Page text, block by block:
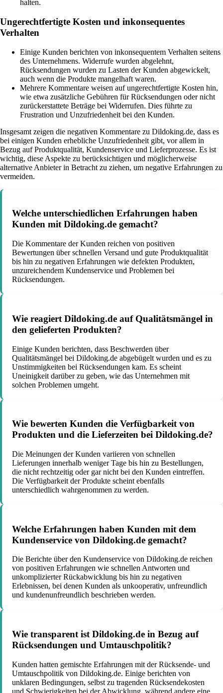
halten.
Ungerechtfertigte Kosten und inkonsequentes
Verhalten
Einige Kunden berichten von inkonsequentem Verhalten seitens
des Unternehmens. Widerrufe wurden abgelehnt,
Rücksendungen wurden zu Lasten der Kunden abgewickelt,
auch wenn die Produkte mangelhaft waren.
Mehrere Kommentare weisen auf ungerechtfertigte Kosten hin,
wie etwa zusätzliche Gebühren für Rücksendungen oder nicht
zurückerstattete Beträge bei Widerrufen. Dies führte zu
Frustration und Unzufriedenheit bei den Kunden.
Insgesamt zeigen die negativen Kommentare zu Dildoking.de, dass es
bei einigen Kunden erhebliche Unzufriedenheit gibt, vor allem in
Bezug auf Produktqualität, Kundenservice und Lieferprozesse. Es ist
wichtig, diese Aspekte zu berücksichtigen und möglicherweise
alternative Anbieter in Betracht zu ziehen, um negative Erfahrungen zu
vermeiden.
Welche unterschiedlichen Erfahrungen haben
Kunden mit Dildoking.de gemacht?
Die Kommentare der Kunden reichen von positiven
Bewertungen über schnellen Versand und gute Produktqualität
bis hin zu negativen Erfahrungen wie defekten Produkten,
unzureichendem Kundenservice und Problemen bei
Rücksendungen.
Wie reagiert Dildoking.de auf Qualitätsmängel in
den gelieferten Produkten?
Einige Kunden berichten, dass Beschwerden über
Qualitätsmängel bei Dildoking.de abgebügelt wurden und es zu
Unstimmigkeiten bei Rücksendungen kam. Es scheint
Uneinigkeit darüber zu geben, wie das Unternehmen mit
solchen Problemen umgeht.
Wie bewerten Kunden die Verfügbarkeit von
Produkten und die Lieferzeiten bei Dildoking.de?
Die Meinungen der Kunden variieren von schnellen
Lieferungen innerhalb weniger Tage bis hin zu Bestellungen,
die nicht rechtzeitig oder gar nicht bei den Kunden eintreffen.
Die Verfügbarkeit der Produkte scheint ebenfalls
unterschiedlich wahrgenommen zu werden.
Welche Erfahrungen haben Kunden mit dem
Kundenservice von Dildoking.de gemacht?
Die Berichte über den Kundenservice von Dildoking.de reichen
von positiven Erfahrungen wie schnellen Antworten und
unkomplizierter Rückabwicklung bis hin zu negativen
Erlebnissen, bei denen Kunden als unkooperativ, unfreundlich
und kundenunfreundlich beschrieben werden.
Wie transparent ist Dildoking.de in Bezug auf
Rücksendungen und Umtauschpolitik?
Kunden hatten gemischte Erfahrungen mit der Rücksende- und
Umtauschpolitik von Dildoking.de. Einige berichten von
unklaren Bedingungen, selbst zu tragenden Rücksendekosten
und Schwierigkeiten bei der Abwicklung, während andere eine